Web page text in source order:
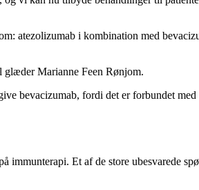
atezolizumab i kombination med
glæder Marianne Feen Rønjom.
bevacizumab, fordi det er forbundet
immunterapi. Et af de store ubesvarede